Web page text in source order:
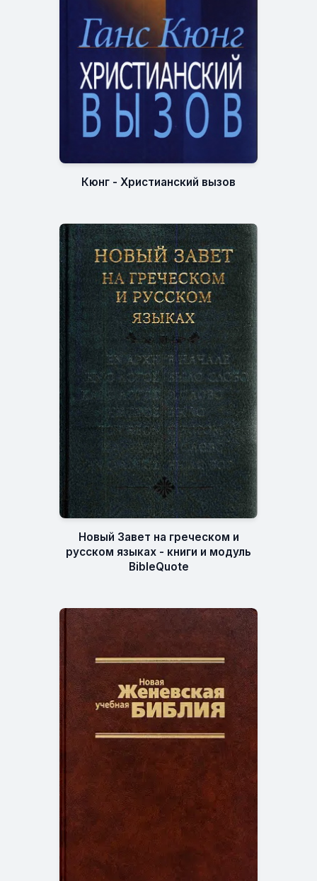
Кюнг - Христианский вызов
Новый Завет на греческом и
русском языках - книги и модуль
BibleQuote